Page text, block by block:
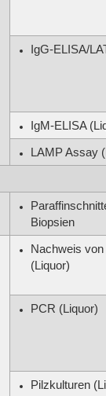
IgG-ELISA/
IgM-ELISA
LAMP Assay
Biopsien
Nachweis
(Liquor)
PCR (Liquor)
Pilzkulturen